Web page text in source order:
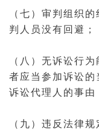
（七）审判组织的
判人员没有回避；
（八）无诉讼行为
者应当参加诉讼
诉讼代理人 的事由
（九）违反法律